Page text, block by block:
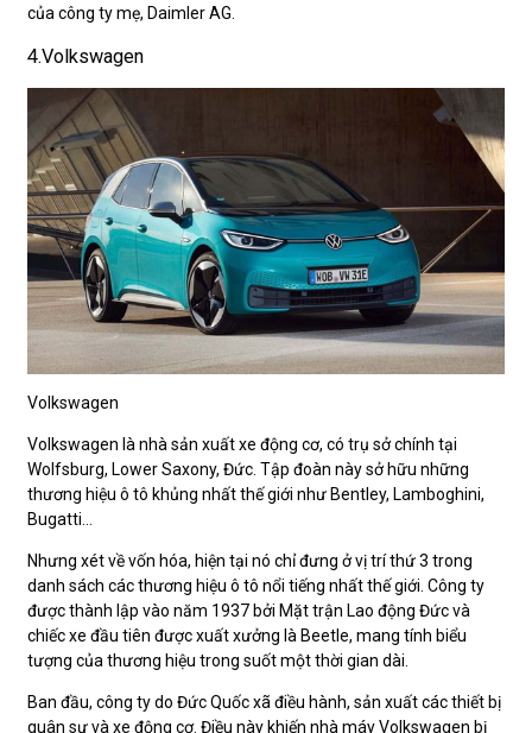
của công ty mẹ, Daimler AG.
4.Volkswagen
Volkswagen
Volkswagen là nhà sản xuất xe động cơ, có trụ sở chính tại
Wolfsburg, Lower Saxony, Đức. Tập đoàn này sở hữu những
thương hiệu ô tô khủng nhất thế giới như Bentley, Lamboghini,
Bugatti…
Nhưng xét về vốn hóa, hiện tại nó chỉ đưng ở vị trí thứ 3 trong
danh sách các thương hiệu ô tô nổi tiếng nhất thế giới. Công ty
được thành lập vào năm 1937 bởi Mặt trận Lao động Đức và
chiếc xe đầu tiên được xuất xưởng là Beetle, mang tính biểu
tượng của thương hiệu trong suốt một thời gian dài.
Ban đầu, công ty do Đức Quốc xã điều hành, sản xuất các thiết bị
quân sự và xe động cơ. Điều này khiến nhà máy Volkswagen bị